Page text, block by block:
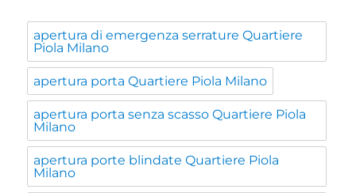
apertura di emergenza serrature Quartiere
Piola Milano
apertura porta Quartiere Piola Milano
apertura porta senza scasso Quartiere Piola
Milano
apertura porte blindate Quartiere Piola
Milano